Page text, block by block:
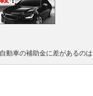
動車の補助金に差があるの